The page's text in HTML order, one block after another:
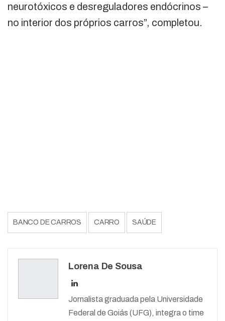
neurotóxicos e desreguladores endócrinos –
no interior dos próprios carros”, completou.
BANCO DE CARROS CARRO SAÚDE
Lorena De Sousa
Jornalista graduada pela Universidade
Federal de Goiás (UFG), integra o time